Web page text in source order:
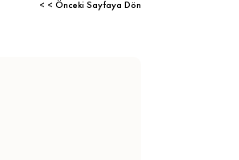
< < Önceki Sayfaya Dön